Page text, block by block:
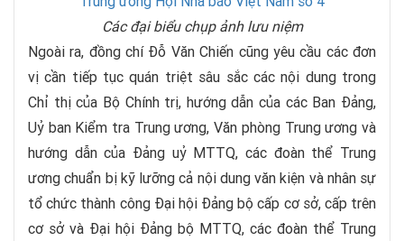
Các đại biểu chụp ảnh lưu niệm
Ngoài ra, đồng chí Đỗ Văn Chiến cũng yêu cầu các đơn
vị cần tiếp tục quán triệt sâu sắc các nội dung trong
Chỉ thị của Bộ Chính trị, hướng dẫn của các Ban Đảng,
Uỷ ban Kiểm tra Trung ương, Văn phòng Trung ương và
hướng dẫn của Đảng uỷ MTTQ, các đoàn thể Trung
ương chuẩn bị kỹ lưỡng cả nội dung văn kiện và nhân sự
tổ chức thành công Đại hội Đảng bộ cấp cơ sở, cấp trên
cơ sở và Đại hội Đảng bộ MTTQ, các đoàn thể Trung